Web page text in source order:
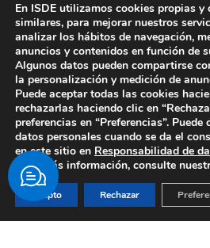
ADMISIONES
CAMPUS
ACTUALIDAD
(+34)
796
(+34)
814
NEW
(+1)
3910
En ISDE utilizamos cookies propias
similares, para mejorar nuestros
analizar los hábitos de navegación,
anuncios y contenidos en función de
Algunos datos pueden compartirse
la personalización y medición de
Puede aceptar todas las cookies
rechazarlas haciendo clic en
preferencias en “Preferencias”.
datos personales cuando se da el
en este sitio en Responsabilidad de
Para más información, consulte
Acepto Rechazar